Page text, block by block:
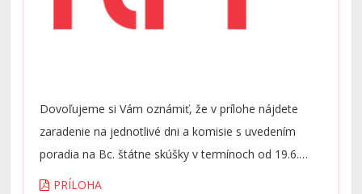
Dovoľujeme si Vám oznámiť, že v prílohe nájdete
zaradenie na jednotlivé dni a komisie s uvedením
poradia na Bc. štátne skúšky v termínoch od 19.6.
2023 do 21.6.2023 vrátane. Presný časový
PRÍLOHA